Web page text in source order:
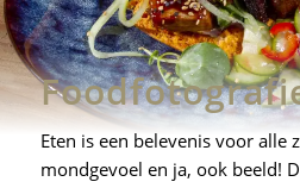
Eten is een belevenis voor alle
mondgevoel en ja, ook beeld!